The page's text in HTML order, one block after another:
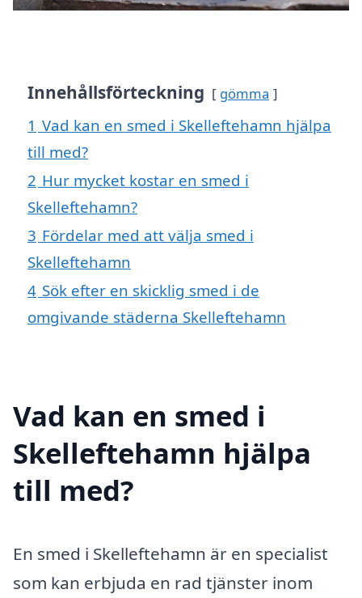
Innehållsförteckning gömma
1 Vad kan en smed i Skelleftehamn hjälpa
till med?
2 Hur mycket kostar en smed i
Skelleftehamn?
3 Fördelar med att välja smed i
Skelleftehamn
4 Sök efter en skicklig smed i de
omgivande städerna Skelleftehamn
Vad kan en smed i
Skelleftehamn hjälpa
till med?
En smed i Skelleftehamn är en specialist
som kan erbjuda en rad tjänster inom